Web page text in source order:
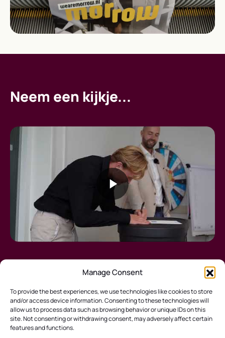
Manage Consent
To provide the best experiences, we use technologies like cookies to store
and/or access device information. Consenting to these technologies will
allow us to process data such as browsing behavior or unique IDs on this
site. Not consenting or withdrawing consent, may adversely affect certain
features and functions.
Neem een kijkje...
Hulp nodig? Laat het ons weten!
E-mail:info@wearemorrow.nl
Cookie Policy